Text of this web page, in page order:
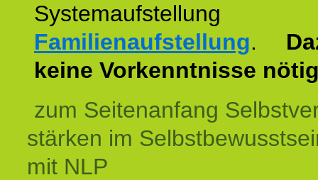
Familienaufstellung.
keine Vorkenntnisse
zum Seitenanfang
stärken im
mit NLP